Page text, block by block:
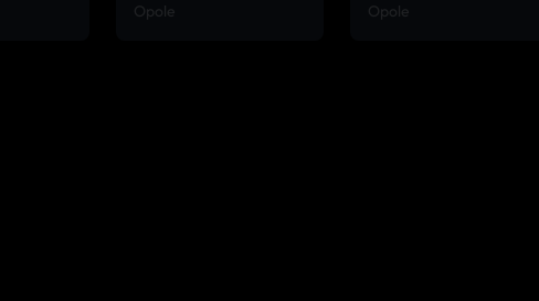
Opole Opole